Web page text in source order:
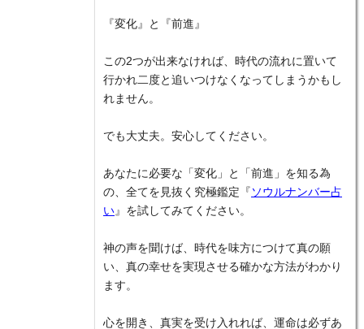
『変化』と『前進』
この2つが出来なければ、時代の流れに置いて
行かれ二度と追いつけなくなってしまうかもし
れません。
でも大丈夫。安心してください。
あなたに必要な「変化」と「前進」を知る為
の、全てを見抜く究極鑑定『 ソウルナンバー占
い 』を試してみてください。
神の声を聞けば、時代を味方につけて真の願
い、真の幸せを実現させる確かな方法がわかり
ます。
心を開き、真実を受け入れれば、運命は必ずあ